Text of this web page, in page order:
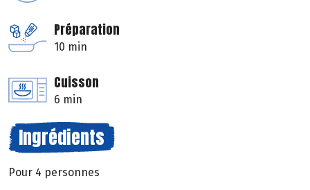
Préparation
10 min
Cuisson
6 min
Ingrédients
Pour 4 personnes